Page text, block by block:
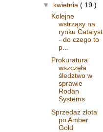
▼ kwietnia ( 19 )
Kolejne
wstrząsy na
rynku Catalyst
- do czego to
p...
Prokuratura
wszczęła
śledztwo w
sprawie
Rodan
Systems
Sprzedaż złota
po Amber
Gold